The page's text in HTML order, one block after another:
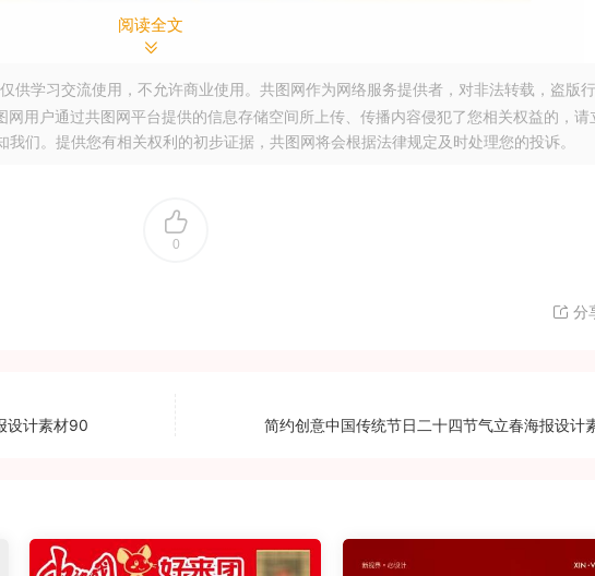
阅读全文
供学习交流使用，不允许商业使用。共图网作为网络服务提供者，对非法转载，盗版
用户通过共图网平台提供的信息存储空间所上传、传播内容侵犯了您相关权益的，请
们。提供您有相关权利的初步证据，共图网将会根据法律规定及时处理您的投诉。
0
分
设计素材90 简约创意中国传统节日二十四节气立春海报设计